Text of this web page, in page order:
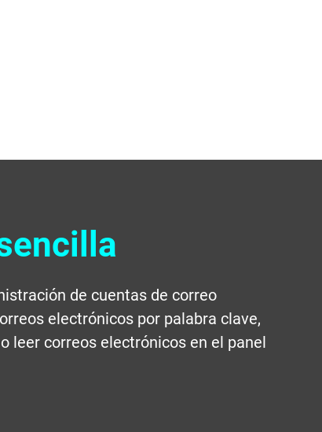
de cuentas de correo
electrónicos por palabra clave,
leer correos electrónicos en el panel